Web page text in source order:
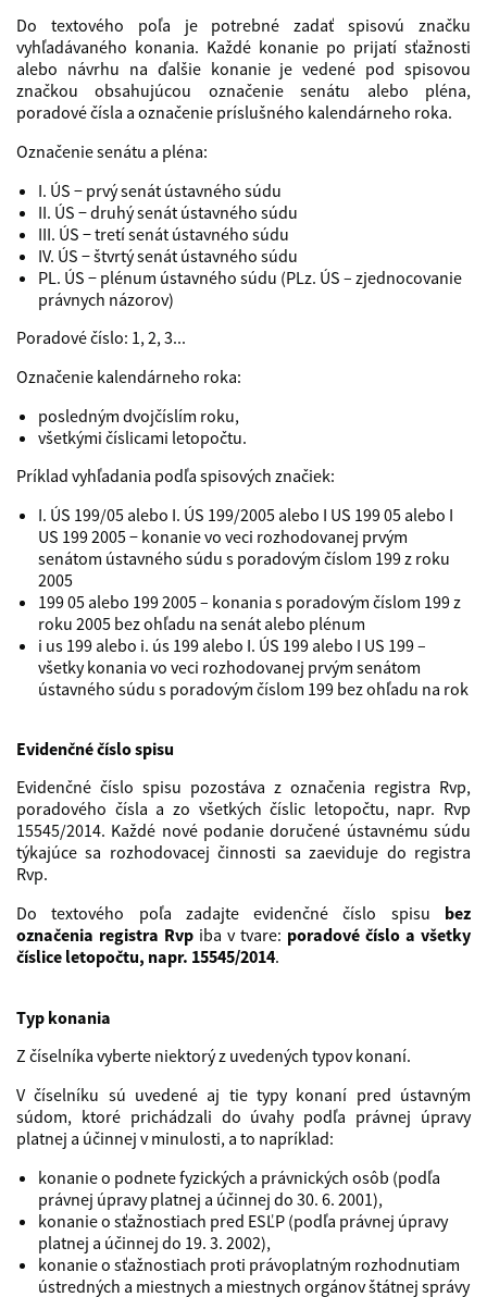
Do textového poľa je potrebné zadať spisovú značku
vyhľadávaného konania. Každé konanie po prijatí sťažnosti
alebo návrhu na ďalšie konanie je vedené pod spisovou
značkou obsahujúcou označenie senátu alebo pléna,
poradové čísla a označenie príslušného kalendárneho roka.
Označenie senátu a pléna:
I. ÚS − prvý senát ústavného súdu
II. ÚS − druhý senát ústavného súdu
III. ÚS − tretí senát ústavného súdu
IV. ÚS − štvrtý senát ústavného súdu
PL. ÚS − plénum ústavného súdu (PLz. ÚS – zjednocovanie
právnych názorov)
Poradové číslo: 1, 2, 3...
Označenie kalendárneho roka:
posledným dvojčíslím roku,
všetkými číslicami letopočtu.
Príklad vyhľadania podľa spisových značiek:
I. ÚS 199/05 alebo I. ÚS 199/2005 alebo I US 199 05 alebo I
US 199 2005 − konanie vo veci rozhodovanej prvým
senátom ústavného súdu s poradovým číslom 199 z roku
2005
199 05 alebo 199 2005 – konania s poradovým číslom 199 z
roku 2005 bez ohľadu na senát alebo plénum
i us 199 alebo i. ús 199 alebo I. ÚS 199 alebo I US 199 –
všetky konania vo veci rozhodovanej prvým senátom
ústavného súdu s poradovým číslom 199 bez ohľadu na rok
Evidenčné číslo spisu
Evidenčné číslo spisu pozostáva z označenia registra Rvp,
poradového čísla a zo všetkých číslic letopočtu, napr. Rvp
15545/2014. Každé nové podanie doručené ústavnému súdu
týkajúce sa rozhodovacej činnosti sa zaeviduje do registra
Rvp.
Do textového poľa zadajte evidenčné číslo spisu bez
označenia registra Rvp iba v tvare: poradové číslo a všetky
číslice letopočtu, napr. 15545/2014.
Typ konania
Z číselníka vyberte niektorý z uvedených typov konaní.
V číselníku sú uvedené aj tie typy konaní pred ústavným
súdom, ktoré prichádzali do úvahy podľa právnej úpravy
platnej a účinnej v minulosti, a to napríklad:
konanie o podnete fyzických a právnických osôb (podľa
právnej úpravy platnej a účinnej do 30. 6. 2001),
konanie o sťažnostiach pred ESĽP (podľa právnej úpravy
platnej a účinnej do 19. 3. 2002),
konanie o sťažnostiach proti právoplatným rozhodnutiam
ústredných a miestnych a miestnych orgánov štátnej správy